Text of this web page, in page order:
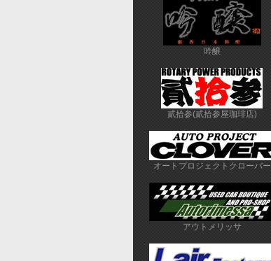
吟醸
貳拾参(貳拾参屋珈琲店)
オートプロジェクトクローバー
アウトメリッサ